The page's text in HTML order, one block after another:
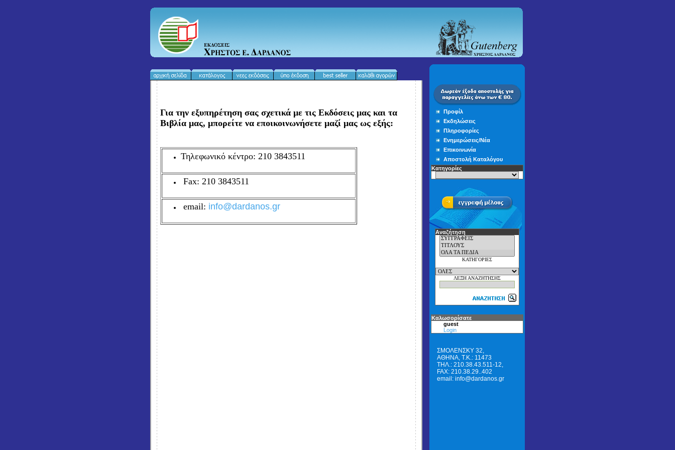
Για την εξυπηρέτηση σας σχετικά με τις Εκδόσεις μας και τα
Βιβλία μας, μπορείτε να εποικοινωνήσετε μαζί μας ως εξής:
Τηλεφωνικό κέντρο: 210 3843511
Fax: 210 3843511
email: info@dardanos.gr
Προφίλ
Εκδηλώσεις
Πληροφορίες
Ενημερώσεις/Νέα
Επικοινωνία
Αποστολή Καταλόγου
Κατηγορίες
Αναζήτηση
ΚΑΤΗΓΟΡΙΕΣ
ΛΕΞΗ ΑΝΑΖΗΤΗΣΗΣ
Καλωσορίσατε
guest
Login
ΣΜΟΛΕΝΣΚΥ 32,
ΑΘΗΝΑ, Τ.Κ.: 11473
ΤΗΛ.: 210.38.43.511-12,
FAX: 210.38.29..402
email: info@dardanos.gr